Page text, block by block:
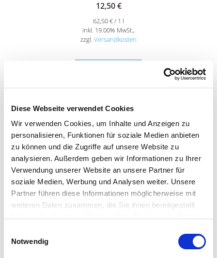
Diese Webseite verwendet Cookies
Wir verwenden Cookies, um Inhalte und Anzeigen zu
personalisieren, Funktionen für soziale Medien anbieten
zu können und die Zugriffe auf unsere Website zu
analysieren. Außerdem geben wir Informationen zu Ihrer
Verwendung unserer Website an unsere Partner für
soziale Medien, Werbung und Analysen weiter. Unsere
Partner führen diese Informationen möglicherweise mit
weiteren Daten zusammen, die Sie ihnen bereitgestellt
Cookies, wenn Sie unsere Webseite weiterhin nutzen.
Notwendig
12,50 €
62,50 € / 1 l
inkl. 19.00% MwSt.,
zzgl. Versandkosten
GESICHTSELIXIER LOTUSBLÜTE & HYALURON